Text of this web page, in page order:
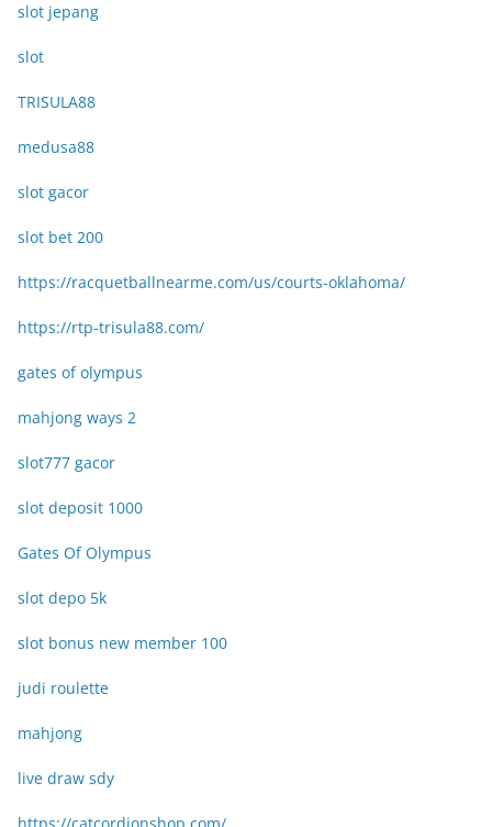
slot jepang
slot
TRISULA88
medusa88
slot gacor
slot bet 200
https://racquetballnearme.com/us/courts-oklahoma/
https://rtp-trisula88.com/
gates of olympus
mahjong ways 2
slot777 gacor
slot deposit 1000
Gates Of Olympus
slot depo 5k
slot bonus new member 100
judi roulette
mahjong
live draw sdy